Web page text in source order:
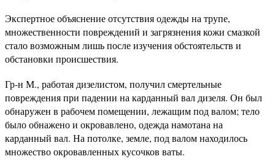
Экспертное объяснение отсутствия одежды на трупе,
множественности повреждений и загрязнения кожи смазкой
стало возможным лишь после изучения обстоятельств и
обстановки происшествия.
Гр-н М., работая дизелистом, получил смертельные
повреждения при падении на карданный вал дизеля. Он был
обнаружен в рабочем помещении, лежащим под валом; тело
было обнажено и окровавлено, одежда намотана на
карданный вал. На потолке, земле, под валом находилось
множество окровавленных кусочков ваты.